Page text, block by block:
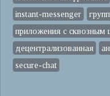
instant-messenger
приложения с
децентрализованная
secure-chat